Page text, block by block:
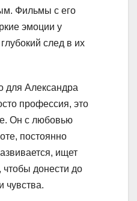
Фильмы с его
эмоции у
след в их
для Александра
профессия, это
Он с любовью
постоянно
ищет
донести до
чувства.